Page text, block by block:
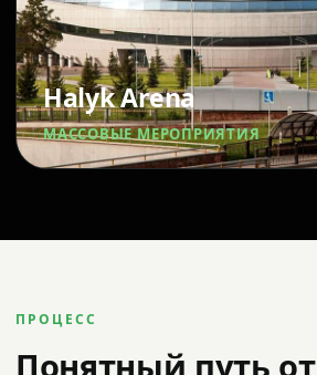
Halyk Arena
МАССОВЫЕ МЕРОПРИЯТИЯ
ПРОЦЕСС
Понятный путь от